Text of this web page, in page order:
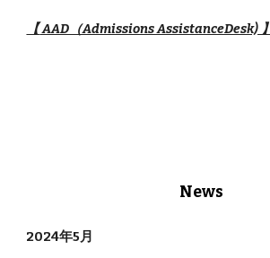
【AAD（Admissions AssistanceDesk) 】
News
2024年5月